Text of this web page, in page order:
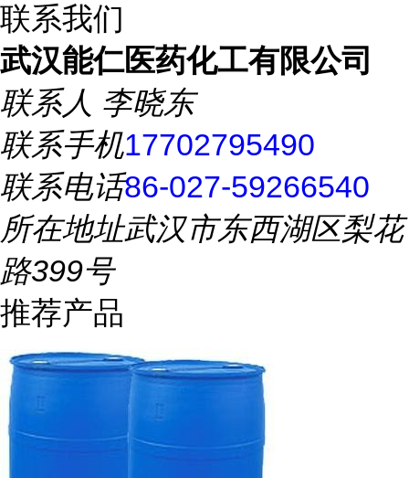
联系我们
武汉能仁医药化工有限公司
联系人 李晓东
联系手机17702795490
联系电话86-027-59266540
所在地址武汉市东西湖区梨花
路399号
推荐产品